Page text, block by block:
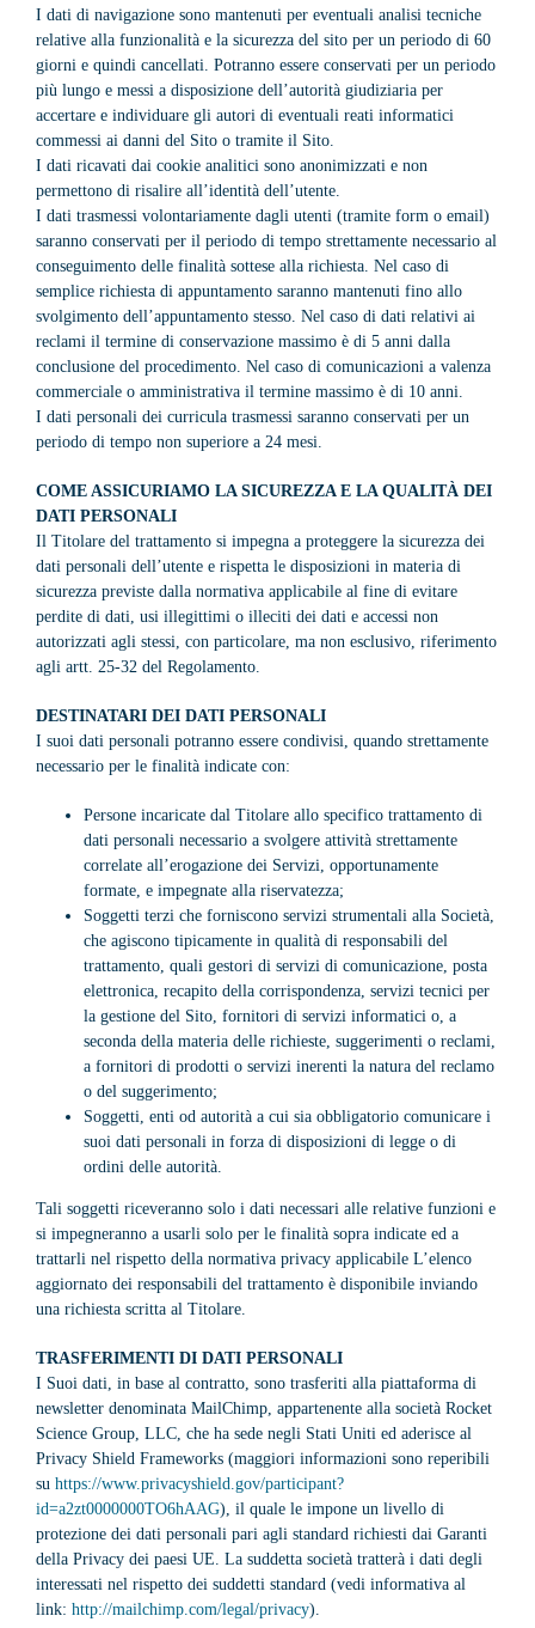
I dati di navigazione sono mantenuti per eventuali analisi tecniche
relative alla funzionalità e la sicurezza del sito per un periodo di 60
giorni e quindi cancellati. Potranno essere conservati per un periodo
più lungo e messi a disposizione dell’autorità giudiziaria per
accertare e individuare gli autori di eventuali reati informatici
commessi ai danni del Sito o tramite il Sito.
I dati ricavati dai cookie analitici sono anonimizzati e non
permettono di risalire all’identità dell’utente.
I dati trasmessi volontariamente dagli utenti (tramite form o email)
saranno conservati per il periodo di tempo strettamente necessario al
conseguimento delle finalità sottese alla richiesta. Nel caso di
semplice richiesta di appuntamento saranno mantenuti fino allo
svolgimento dell’appuntamento stesso. Nel caso di dati relativi ai
reclami il termine di conservazione massimo è di 5 anni dalla
conclusione del procedimento. Nel caso di comunicazioni a valenza
commerciale o amministrativa il termine massimo è di 10 anni.
I dati personali dei curricula trasmessi saranno conservati per un
periodo di tempo non superiore a 24 mesi.
COME ASSICURIAMO LA SICUREZZA E LA QUALITÀ DEI
DATI PERSONALI
Il Titolare del trattamento si impegna a proteggere la sicurezza dei
dati personali dell’utente e rispetta le disposizioni in materia di
sicurezza previste dalla normativa applicabile al fine di evitare
perdite di dati, usi illegittimi o illeciti dei dati e accessi non
autorizzati agli stessi, con particolare, ma non esclusivo, riferimento
agli artt. 25-32 del Regolamento.
DESTINATARI DEI DATI PERSONALI
I suoi dati personali potranno essere condivisi, quando strettamente
necessario per le finalità indicate con:
Persone incaricate dal Titolare allo specifico trattamento di
dati personali necessario a svolgere attività strettamente
correlate all’erogazione dei Servizi, opportunamente
formate, e impegnate alla riservatezza;
Soggetti terzi che forniscono servizi strumentali alla Società,
che agiscono tipicamente in qualità di responsabili del
trattamento, quali gestori di servizi di comunicazione, posta
elettronica, recapito della corrispondenza, servizi tecnici per
la gestione del Sito, fornitori di servizi informatici o, a
seconda della materia delle richieste, suggerimenti o reclami,
a fornitori di prodotti o servizi inerenti la natura del reclamo
o del suggerimento;
Soggetti, enti od autorità a cui sia obbligatorio comunicare i
suoi dati personali in forza di disposizioni di legge o di
ordini delle autorità.
Tali soggetti riceveranno solo i dati necessari alle relative funzioni e
si impegneranno a usarli solo per le finalità sopra indicate ed a
trattarli nel rispetto della normativa privacy applicabile L’elenco
aggiornato dei responsabili del trattamento è disponibile inviando
una richiesta scritta al Titolare.
TRASFERIMENTI DI DATI PERSONALI
I Suoi dati, in base al contratto, sono trasferiti alla piattaforma di
newsletter denominata MailChimp, appartenente alla società Rocket
Science Group, LLC, che ha sede negli Stati Uniti ed aderisce al
Privacy Shield Frameworks (maggiori informazioni sono reperibili
su https://www.privacyshield.gov/participant?
id=a2zt0000000TO6hAAG), il quale le impone un livello di
protezione dei dati personali pari agli standard richiesti dai Garanti
della Privacy dei paesi UE. La suddetta società tratterà i dati degli
interessati nel rispetto dei suddetti standard (vedi informativa al
link: http://mailchimp.com/legal/privacy).